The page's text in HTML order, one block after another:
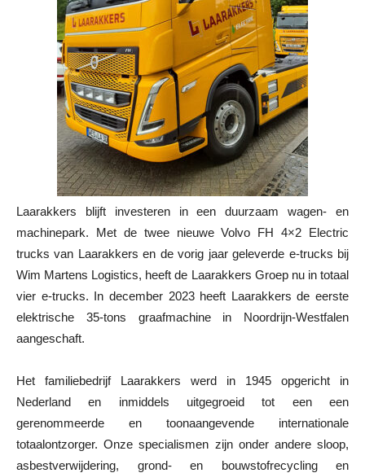
Laarakkers blijft investeren in een duurzaam wagen- en
machinepark. Met de twee nieuwe Volvo FH 4×2 Electric
trucks van Laarakkers en de vorig jaar geleverde e-trucks bij
Wim Martens Logistics, heeft de Laarakkers Groep nu in totaal
vier e-trucks. In december 2023 heeft Laarakkers de eerste
elektrische 35-tons graafmachine in Noordrijn-Westfalen
aangeschaft.
Het familiebedrijf Laarakkers werd in 1945 opgericht in
Nederland en inmiddels uitgegroeid tot een een
gerenommeerde en toonaangevende internationale
totaalontzorger. Onze specialismen zijn onder andere sloop,
asbestverwijdering, grond- en bouwstofrecycling en